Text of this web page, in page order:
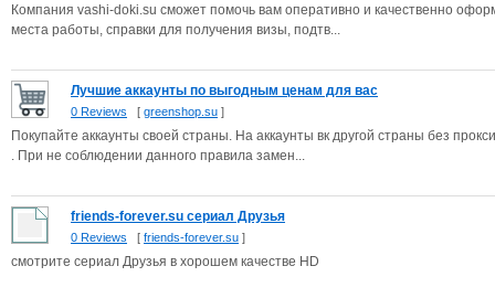
Компания vashi-doki.su сможет помочь вам оперативно и качественно
места работы, справки для получения визы, подтв...
Лучшие аккаунты по выгодным ценам для вас
0 Reviews [ greenshop.su ]
Покупайте аккаунты своей страны. На аккаунты вк другой страны без
. При не соблюдении данного правила замен...
friends-forever.su сериал Друзья
0 Reviews [ friends-forever.su ]
смотрите сериал Друзья в хорошем качестве HD